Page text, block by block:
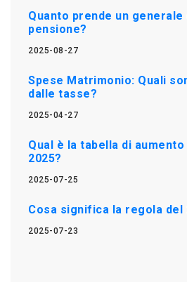
Quanto prende un
pensione?
2025-08-27
Spese Matrimonio: Quali
dalle tasse?
2025-04-27
Qual è la tabella di
2025?
2025-07-25
Cosa significa la regola del
2025-07-23